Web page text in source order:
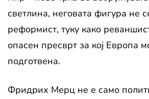
светлина, неговата фигура не
реформист, туку како
опасен пресврт за кој Европа
подготвена.
Фридрих Мерц не е само